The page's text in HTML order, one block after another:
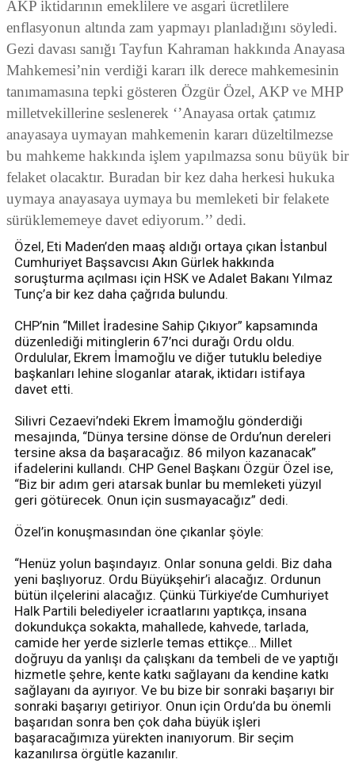
AKP iktidarının emeklilere ve asgari ücretlilere
enflasyonun altında zam yapmayı planladığını söyledi.
Gezi davası sanığı Tayfun Kahraman hakkında Anayasa
Mahkemesi’nin verdiği kararı ilk derece mahkemesinin
tanımamasına tepki gösteren Özgür Özel, AKP ve MHP
milletvekillerine seslenerek ‘’Anayasa ortak çatımız
anayasaya uymayan mahkemenin kararı düzeltilmezse
bu mahkeme hakkında işlem yapılmazsa sonu büyük bir
felaket olacaktır. Buradan bir kez daha herkesi hukuka
uymaya anayasaya uymaya bu memleketi bir felakete
sürüklememeye davet ediyorum.’’ dedi.
Özel, Eti Maden’den maaş aldığı ortaya çıkan İstanbul
Cumhuriyet Başsavcısı Akın Gürlek hakkında
soruşturma açılması için HSK ve Adalet Bakanı Yılmaz
Tunç’a bir kez daha çağrıda bulundu.
CHP’nin “Millet İradesine Sahip Çıkıyor” kapsamında
düzenlediği mitinglerin 67’nci durağı Ordu oldu.
Ordulular, Ekrem İmamoğlu ve diğer tutuklu belediye
başkanları lehine sloganlar atarak, iktidarı istifaya
davet etti.
Silivri Cezaevi’ndeki Ekrem İmamoğlu gönderdiği
mesajında, “Dünya tersine dönse de Ordu’nun dereleri
tersine aksa da başaracağız. 86 milyon kazanacak”
ifadelerini kullandı. CHP Genel Başkanı Özgür Özel ise,
“Biz bir adım geri atarsak bunlar bu memleketi yüzyıl
geri götürecek. Onun için susmayacağız” dedi.
Özel’in konuşmasından öne çıkanlar şöyle:
“Henüz yolun başındayız. Onlar sonuna geldi. Biz daha
yeni başlıyoruz. Ordu Büyükşehir’i alacağız. Ordunun
bütün ilçelerini alacağız. Çünkü Türkiye’de Cumhuriyet
Halk Partili belediyeler icraatlarını yaptıkça, insana
dokundukça sokakta, mahallede, kahvede, tarlada,
camide her yerde sizlerle temas ettikçe… Millet
doğruyu da yanlışı da çalışkanı da tembeli de ve yaptığı
hizmetle şehre, kente katkı sağlayanı da kendine katkı
sağlayanı da ayırıyor. Ve bu bize bir sonraki başarıyı bir
sonraki başarıyı getiriyor. Onun için Ordu’da bu önemli
başarıdan sonra ben çok daha büyük işleri
başaracağımıza yürekten inanıyorum. Bir seçim
kazanılırsa örgütle kazanılır.